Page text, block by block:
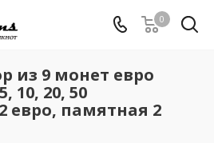
0
из 9 монет евро
10, 20, 50
евро, памятная 2